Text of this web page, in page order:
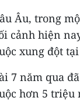
Âu, trong
cảnh hiện
xung đột
7 năm qua
hơn 5